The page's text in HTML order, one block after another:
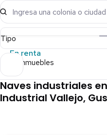
Ingresa una colonia o ciudad
Tipo
En renta
33 inmuebles
Naves industriales
Industrial Vallejo,